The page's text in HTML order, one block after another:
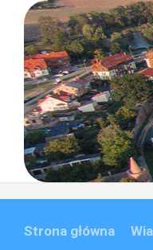
content
Strona główna